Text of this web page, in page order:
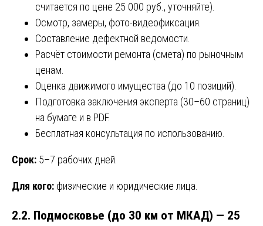
считается по цене 25 000 руб., уточняйте).
Осмотр, замеры, фото-видеофиксация.
Составление дефектной ведомости.
Расчёт стоимости ремонта (смета) по рыночным
ценам.
Оценка движимого имущества (до 10 позиций).
Подготовка заключения эксперта (30–60 страниц)
на бумаге и в PDF.
Бесплатная консультация по использованию.
Срок: 5–7 рабочих дней.
Для кого: физические и юридические лица.
2.2. Подмосковье (до 30 км от МКАД) — 25